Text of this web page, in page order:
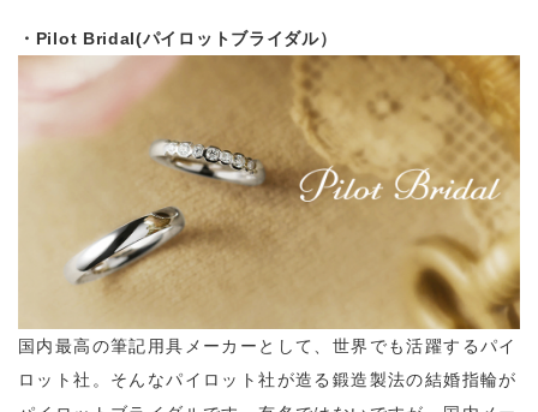
・Pilot Bridal(パイロットブライダル）
国内最高の筆記用具メーカーとして、世界でも活躍するパイ
ロット社。そんなパイロット社が造る鍛造製法の結婚指輪が